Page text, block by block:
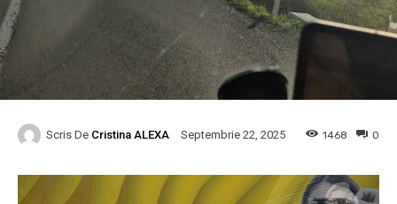
Scris De Cristina ALEXA Septembrie 22, 2025 0
1468